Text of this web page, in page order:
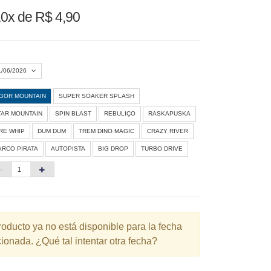
de R$ 4,90
06/2026
Agosto 2026 »
S Q Q S S
1
24 27 28 29
31
MOUNTAIN SUPER SOAKER SPLASH
MOUNTAIN SPIN BLAST REBULIÇO RASKAPUSKA
WHIP DUM DUM TREM DINO MAGIC CRAZY RIVER
PIRATA AUTOPISTA BIG DROP TURBO DRIVE
ya no está disponible para la fecha
¿Qué tal intentar otra fecha?